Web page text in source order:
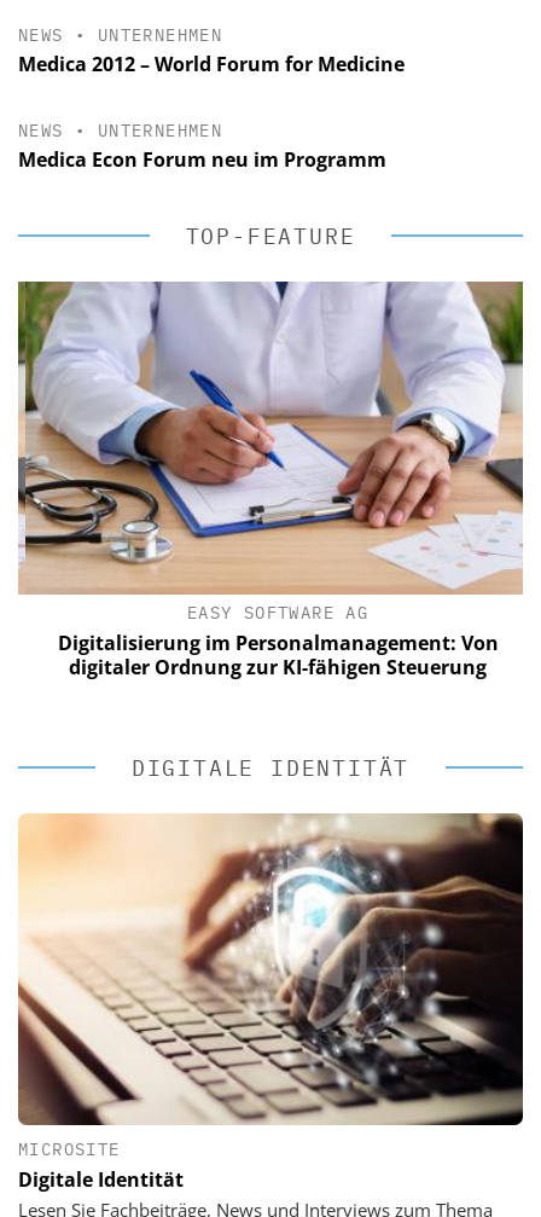
NEWS • UNTERNEHMEN
Medica 2012 – World Forum for Medicine
NEWS • UNTERNEHMEN
Medica Econ Forum neu im Programm
TOP-FEATURE
EASY SOFTWARE AG
Digitalisierung im Personalmanagement: Von
digitaler Ordnung zur KI-fähigen Steuerung
DIGITALE IDENTITÄT
MICROSITE
Digitale Identität
Lesen Sie Fachbeiträge, News und Interviews zum Thema